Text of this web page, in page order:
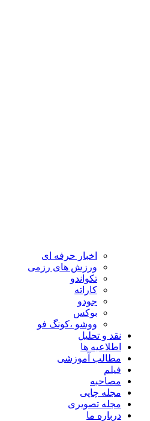
اخبار حرفه ای
ورزش های رزمی
تکواندو
کاراته
جودو
بوکس
ووشو ،کونگ فو
نقد و تحلیل
اطلاعیه ها
مطالب آموزشی
فیلم
مصاحبه
مجله چاپی
مجله تصویری
درباره ما